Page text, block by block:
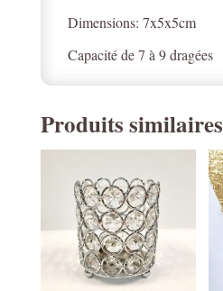
Dimensions: 7x5x5cm
Capacité de 7 à 9 dragées
Produits similaires